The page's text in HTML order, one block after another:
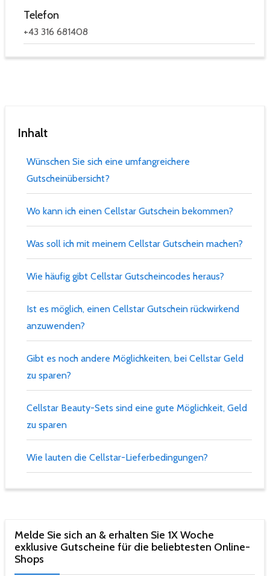
Telefon
+43 316 681408
Inhalt
Wünschen Sie sich eine umfangreichere
Gutscheinübersicht?
Wo kann ich einen Cellstar Gutschein bekommen?
Was soll ich mit meinem Cellstar Gutschein machen?
Wie häufig gibt Cellstar Gutscheincodes heraus?
Ist es möglich, einen Cellstar Gutschein rückwirkend
anzuwenden?
Gibt es noch andere Möglichkeiten, bei Cellstar Geld
zu sparen?
Cellstar Beauty-Sets sind eine gute Möglichkeit, Geld
zu sparen
Wie lauten die Cellstar-Lieferbedingungen?
Melde Sie sich an & erhalten Sie 1X Woche
exklusive Gutscheine für die beliebtesten Online-
Shops​